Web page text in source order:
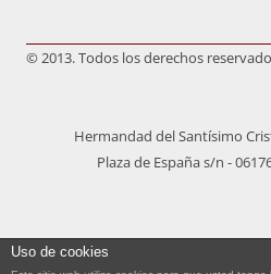
© 2013. Todos los derechos
Hermandad del Santísimo
Plaza de España s/n -
Uso de cookies